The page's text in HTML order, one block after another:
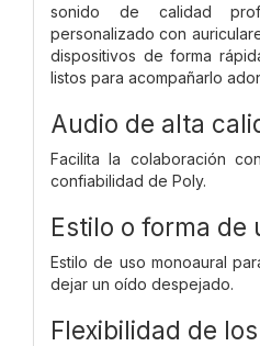
sonido de calidad
personalizado con
dispositivos de forma
listos para acompañarlo
Audio de alta
Facilita la colaboración
confiabilidad de Poly.
Estilo o forma de
Estilo de uso monoaural
dejar un oído despejado.
Flexibilidad de